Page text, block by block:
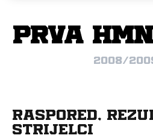
Prva
2008/
Raspored,
strijelci